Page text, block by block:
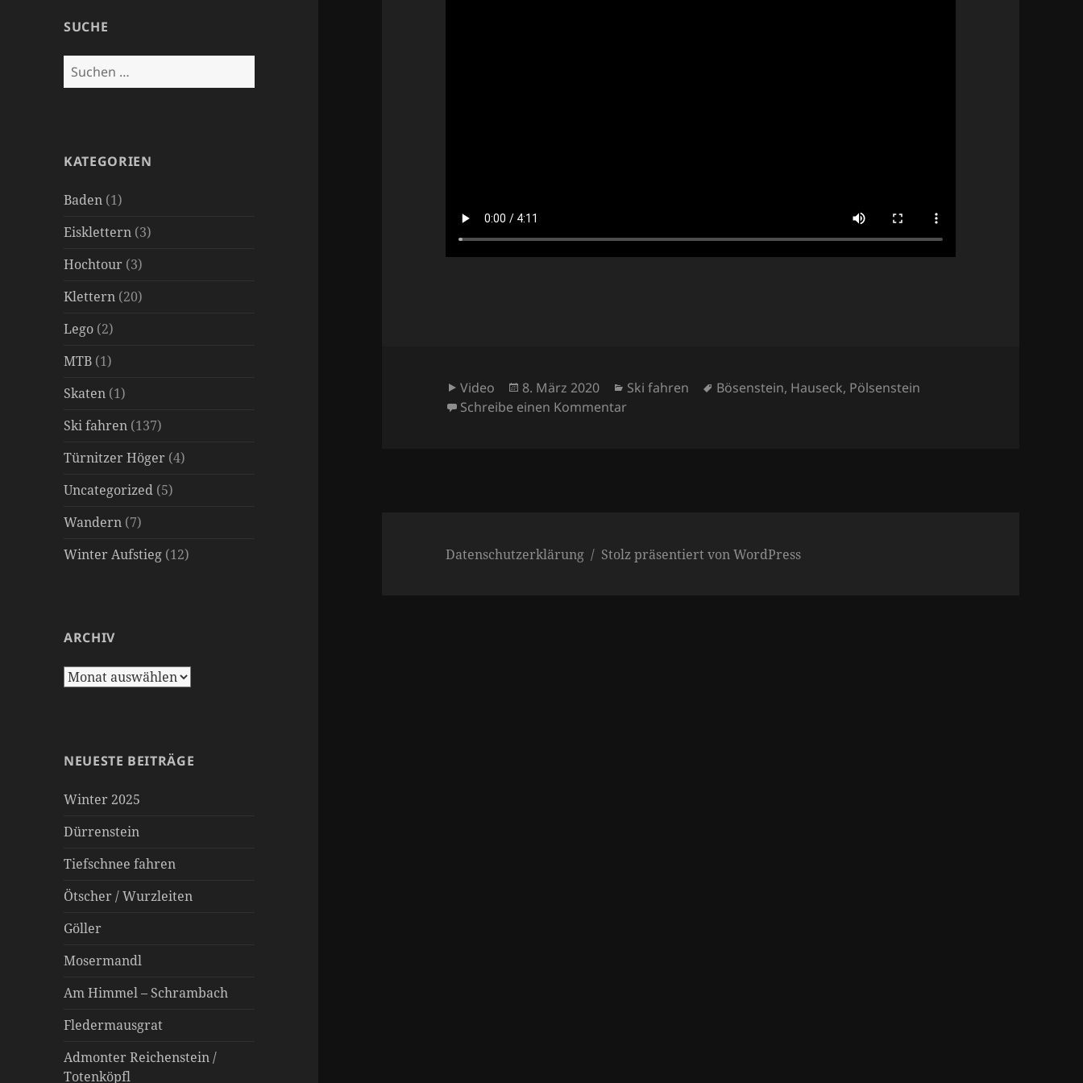
SUCHE
Suchen
nach:
KATEGORIEN
Baden (1)
Eisklettern (3)
Hochtour (3)
Klettern (20)
Lego (2)
MTB (1)
Skaten (1)
Ski fahren (137)
Türnitzer Höger (4)
Uncategorized (5)
Wandern (7)
Winter Aufstieg (12)
ARCHIV
archiv
NEUESTE BEITRÄGE
Winter 2025
Dürrenstein
Tiefschnee fahren
Ötscher / Wurzleiten
Göller
Mosermandl
Am Himmel – Schrambach
Fledermausgrat
Admonter Reichenstein /
Totenköpfl
Format
Video
Veröffentlicht
am
8. März 2020 Kategorien
Ski fahren Schlagwörter
Bösenstein, Hauseck, Pölsenstein
Schreibe einen Kommentarzu Bösenstein – Rote Rinne & Hauseck
Datenschutzerklärung Stolz präsentiert von WordPress